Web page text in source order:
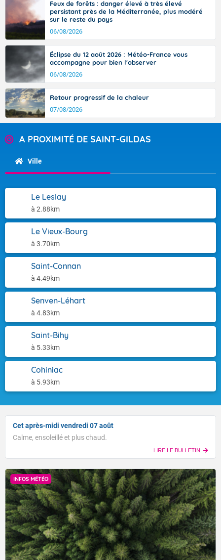
Feux de forêts : danger élevé à très élevé
persistant près de la Méditerranée, plus modéré
sur le reste du pays
06/08/2026
Éclipse du 12 août 2026 : Météo-France vous
accompagne pour bien l'observer
06/08/2026
Retour progressif de la chaleur
07/08/2026
A PROXIMITÉ DE SAINT-GILDAS
Ville
Le Leslay
à 2.88km
Le Vieux-Bourg
à 3.70km
Saint-Connan
à 4.49km
Senven-Léhart
à 4.83km
Saint-Bihy
à 5.33km
Cohiniac
à 5.93km
Cet après-midi vendredi 07 août
Calme, ensoleillé et plus chaud.
LIRE LE BULLETIN
INFOS MÉTÉO